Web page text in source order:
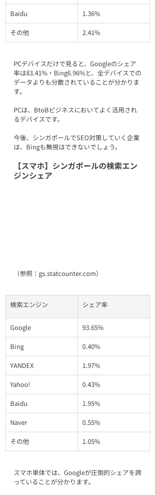
Baidu 1.36%
その他 2.41%
PCデバイスだけで見ると、Googleのシェア
率は83.41%・Bing6.96%と、全デバイスでの
データよりも分散されていることが分かりま
す。
PCは、BtoBビジネスにおいてよく活用され
るデバイスです。
今後、シンガポールでSEO対策していく企業
は、Bingも無視はできないでしょう。
【スマホ】シンガポールの検索エン
ジンシェア
（参照：gs.statcounter.com）
検索エンジン シェア率
Google 93.65%
Bing 0.40%
YANDEX 1.97%
Yahoo! 0.43%
Baidu 1.95%
Naver 0.55%
その他 1.05%
スマホ単体では、Googleが圧倒的シェアを誇
っていることが分かります。